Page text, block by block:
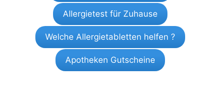
Allergietest für Zuhause
Welche Allergietabletten helfen ?
Apotheken Gutscheine